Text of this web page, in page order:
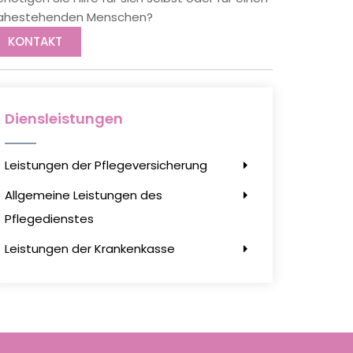
Menschen?
KONTAKT
Diensleistungen
Leistungen der Pflegeversicherung
Allgemeine Leistungen des
Pflegedienstes
Leistungen der Krankenkasse